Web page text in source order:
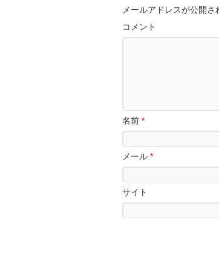
メールアドレスが公開さ
コメント
名前 *
メール *
サイト